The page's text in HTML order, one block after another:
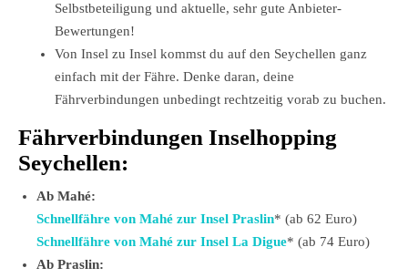
Selbstbeteiligung und aktuelle, sehr gute Anbieter-
Bewertungen!
Von Insel zu Insel kommst du auf den Seychellen ganz
einfach mit der Fähre. Denke daran, deine
Fährverbindungen unbedingt rechtzeitig vorab zu buchen.
Fährverbindungen Inselhopping
Seychellen:
Ab Mahé:
Schnellfähre von Mahé zur Insel Praslin* (ab 62 Euro)
Schnellfähre von Mahé zur Insel La Digue* (ab 74 Euro)
Ab Praslin: